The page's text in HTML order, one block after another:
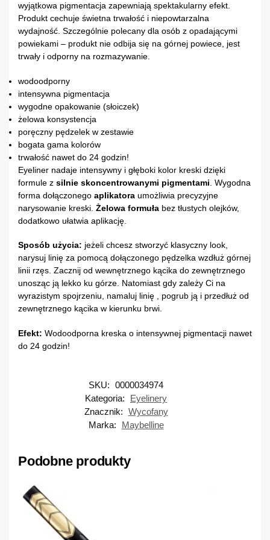
wyjątkowa pigmentacja zapewniają spektakularny efekt.
Produkt cechuje świetna trwałość i niepowtarzalna
wydajność. Szczególnie polecany dla osób z opadającymi
powiekami – produkt nie odbija się na górnej powiece, jest
trwały i odporny na rozmazywanie.
wodoodporny
intensywna pigmentacja
wygodne opakowanie (słoiczek)
żelowa konsystencja
poręczny pędzelek w zestawie
bogata gama kolorów
trwałość nawet do 24 godzin!
Eyeliner nadaje intensywny i głęboki kolor kreski dzięki
formule z silnie skoncentrowanymi pigmentami . Wygodna
forma dołączonego aplikatora umożliwia precyzyjne
narysowanie kreski. Żelowa formuła bez tłustych olejków,
dodatkowo ułatwia aplikację.
Sposób użycia: jeżeli chcesz stworzyć klasyczny look,
narysuj linię za pomocą dołączonego pędzelka wzdłuż górnej
linii rzęs. Zacznij od wewnętrznego kącika do zewnętrznego
unosząc ją lekko ku górze. Natomiast gdy zależy Ci na
wyrazistym spojrzeniu, namaluj linię , pogrub ją i przedłuż od
zewnętrznego kącika w kierunku brwi.
Efekt: Wodoodporna kreska o intensywnej pigmentacji nawet
do 24 godzin!
SKU: 0000034974
Kategoria:
Eyelinery
Znacznik: Wycofany
Marka:
Maybelline
Podobne produkty